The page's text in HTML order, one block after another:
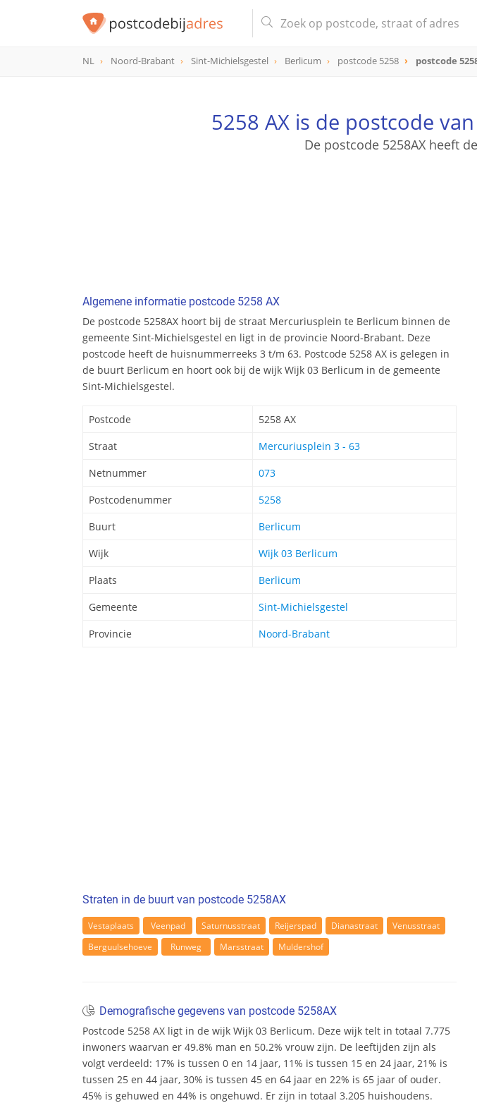
NL Noord-Brabant Sint-Michielsgestel Berlicum postcode 5258 postcode
5258 AX is de postcode van
De postcode 5258AX heeft
Algemene informatie postcode 5258 AX
De postcode 5258AX hoort bij de straat Mercuriusplein te Berlicum binnen de
gemeente Sint-Michielsgestel en ligt in de provincie Noord-Brabant. Deze
postcode heeft de huisnummerreeks 3 t/m 63. Postcode 5258 AX is gelegen in
de buurt Berlicum en hoort ook bij de wijk Wijk 03 Berlicum in de gemeente
Sint-Michielsgestel.
Postcode
5258 AX
Straat
Mercuriusplein 3 - 63
Netnummer
073
Postcodenummer
5258
Buurt
Berlicum
Wijk
Wijk 03 Berlicum
Plaats
Berlicum
Gemeente
Sint-Michielsgestel
Provincie
Noord-Brabant
Straten in de buurt van postcode 5258AX
Vestaplaats Veenpad Saturnusstraat Reijerspad Dianastraat
Venusstraat
Berguulsehoeve
Runweg Marsstraat Muldershof
Demografische gegevens van postcode 5258AX
Postcode 5258 AX ligt in de wijk Wijk 03 Berlicum. Deze wijk telt in totaal 7.775
inwoners waarvan er 49.8% man en 50.2% vrouw zijn. De leeftijden zijn als
volgt verdeeld: 17% is tussen 0 en 14 jaar, 11% is tussen 15 en 24 jaar, 21% is
tussen 25 en 44 jaar, 30% is tussen 45 en 64 jaar en 22% is 65 jaar of ouder.
45% is gehuwed en 44% is ongehuwd. Er zijn in totaal 3.205 huishoudens.